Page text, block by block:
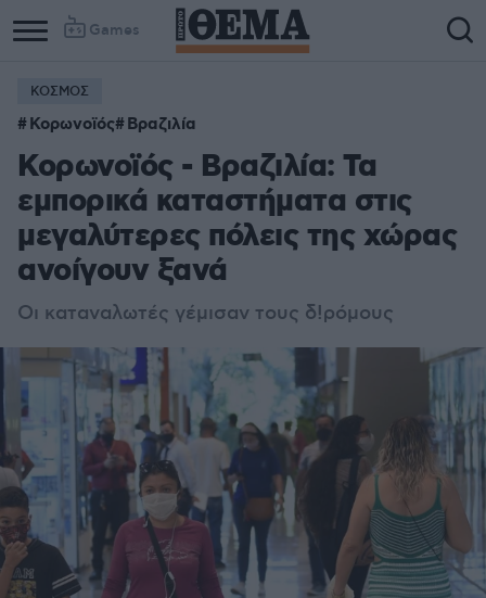
Games
ΚΟΣΜΟΣ
Κορωνοϊός Βραζιλία
Κορωνοϊός - Βραζιλία: Τα
εμπορικά καταστήματα στις
μεγαλύτερες πόλεις της χώρας
ανοίγουν ξανά
Οι καταναλωτές γέμισαν τους δ!ρόμους